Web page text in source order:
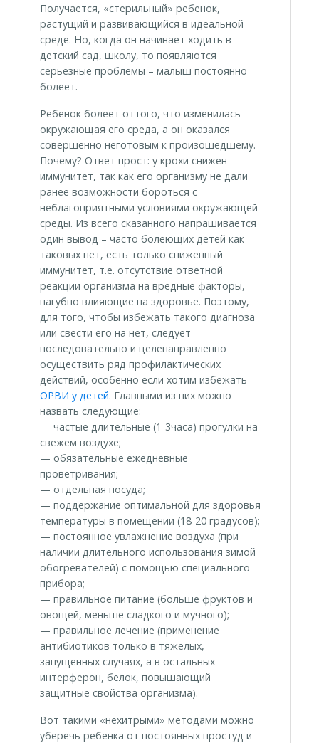
Получается, «стерильный» ребенок,
растущий и развивающийся в идеальной
среде. Но, когда он начинает ходить в
детский сад, школу, то появляются
серьезные проблемы – малыш постоянно
болеет.
Ребенок болеет оттого, что изменилась
окружающая его среда, а он оказался
совершенно неготовым к произошедшему.
Почему? Ответ прост: у крохи снижен
иммунитет, так как его организму не дали
ранее возможности бороться с
неблагоприятными условиями окружающей
среды. Из всего сказанного напрашивается
один вывод – часто болеющих детей как
таковых нет, есть только сниженный
иммунитет, т.е. отсутствие ответной
реакции организма на вредные факторы,
пагубно влияющие на здоровье. Поэтому,
для того, чтобы избежать такого диагноза
или свести его на нет, следует
последовательно и целенаправленно
осуществить ряд профилактических
действий, особенно если хотим избежать
ОРВИ у детей. Главными из них можно
назвать следующие:
— частые длительные (1-3часа) прогулки на
свежем воздухе;
— обязательные ежедневные
проветривания;
— отдельная посуда;
— поддержание оптимальной для здоровья
температуры в помещении (18-20 градусов);
— постоянное увлажнение воздуха (при
наличии длительного использования зимой
обогревателей) с помощью специального
прибора;
— правильное питание (больше фруктов и
овощей, меньше сладкого и мучного);
— правильное лечение (применение
антибиотиков только в тяжелых,
запущенных случаях, а в остальных –
интерферон, белок, повышающий
защитные свойства организма).
Вот такими «нехитрыми» методами можно
уберечь ребенка от постоянных простуд и